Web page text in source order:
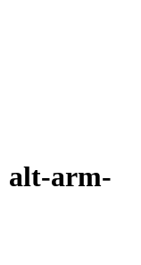
alt-arm-